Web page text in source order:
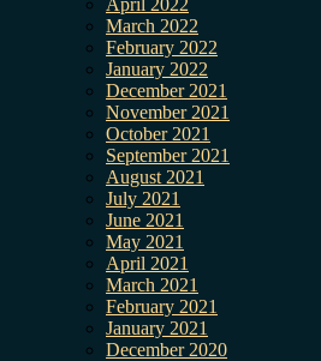
April 2022
March 2022
February 2022
January 2022
December 2021
November 2021
October 2021
September 2021
August 2021
July 2021
June 2021
May 2021
April 2021
March 2021
February 2021
January 2021
December 2020